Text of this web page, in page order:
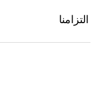
التزامنا